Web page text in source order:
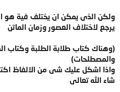
ولكن الذى يمكن ان يختلف فية هو
يرجع لاختلاف العصور وزمان الماتن
(وهناك كتاب طلابة الطلبة وكتاب
والمصطلحات)
واذا اشكل عليك شى من الالفاظ
شاء الله تعالى